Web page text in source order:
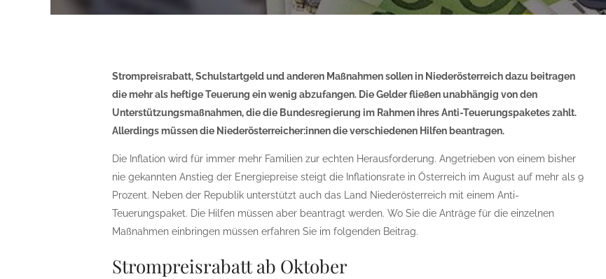
Strompreisrabatt, Schulstartgeld und anderen Maßnahmen sollen in Niederösterreich dazu beitragen
die mehr als heftige Teuerung ein wenig abzufangen. Die Gelder fließen unabhängig von den
Unterstützungsmaßnahmen, die die Bundesregierung im Rahmen ihres Anti-Teuerungspaketes zahlt.
Allerdings müssen die Niederösterreicher:innen die verschiedenen Hilfen beantragen.
Die Inflation wird für immer mehr Familien zur echten Herausforderung. Angetrieben von einem bisher
nie gekannten Anstieg der Energiepreise steigt die Inflationsrate in Österreich im August auf mehr als 9
Prozent. Neben der Republik unterstützt auch das Land Niederösterreich mit einem Anti-
Teuerungspaket. Die Hilfen müssen aber beantragt werden. Wo Sie die Anträge für die einzelnen
Maßnahmen einbringen müssen erfahren Sie im folgenden Beitrag.
Strompreisrabatt ab Oktober